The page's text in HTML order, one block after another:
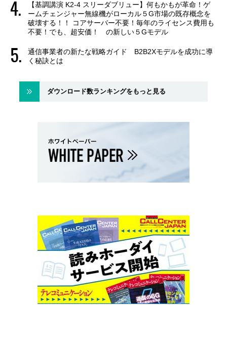
【基調講演 K2-4 スリーダブリュー】何もかもが革命！ゲ
ームチェンジャー無線機がローカル５G市場の既存概念を
破壊する！！ コアサーバー不要！毎年のライセンス費用も
不要！でも、超安価！ の新しい５Gモデル
通信事業者の新たな戦略ガイド B2B2Xモデルを成功に導
く秘訣とは
ダウンロード数ランキングをもっと見る